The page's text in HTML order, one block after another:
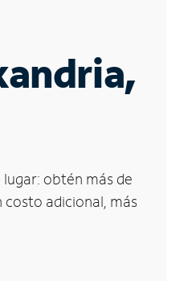
obtén más de
costo adicional, más